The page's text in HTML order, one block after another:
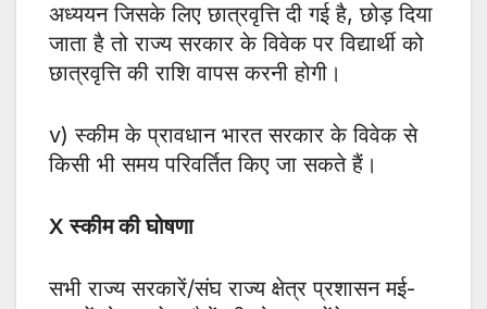
अध्ययन जिसके लिए छात्रवृत्ति दी गई है, छोड़ दिया
जाता है तो राज्य सरकार के विवेक पर विद्यार्थी को
छात्रवृत्ति की राशि वापस करनी होगी।
v) स्कीम के प्रावधान भारत सरकार के विवेक से
किसी भी समय परिवर्तित किए जा सकते हैं।
X स्कीम की घोषणा
सभी राज्य सरकारें/संघ राज्य क्षेत्र प्रशासन मई-